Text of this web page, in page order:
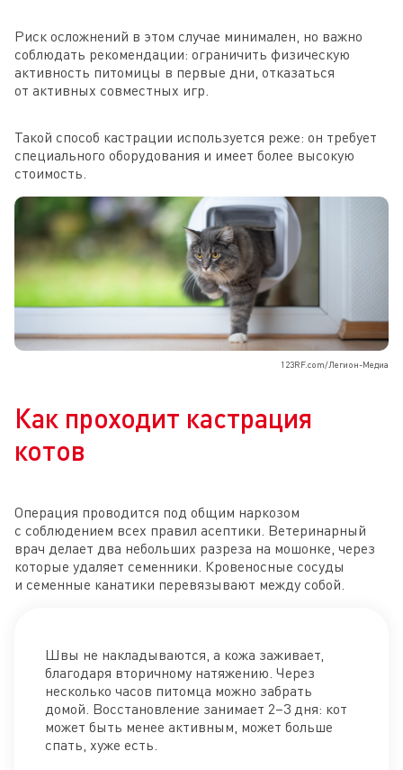
Риск осложнений в этом случае минимален, но важно
соблюдать рекомендации: ограничить физическую
активность питомицы в первые дни, отказаться
от активных совместных игр.
Такой способ кастрации используется реже: он требует
специального оборудования и имеет более высокую
стоимость.
123RF.com/Легион-Медиа
Как проходит кастрация
котов
Операция проводится под общим наркозом
с соблюдением всех правил асептики. Ветеринарный
врач делает два небольших разреза на мошонке, через
которые удаляет семенники. Кровеносные сосуды
и семенные канатики перевязывают между собой.
Швы не накладываются, а кожа заживает,
благодаря вторичному натяжению. Через
несколько часов питомца можно забрать
домой. Восстановление занимает 2–3 дня: кот
может быть менее активным, может больше
спать, хуже есть.